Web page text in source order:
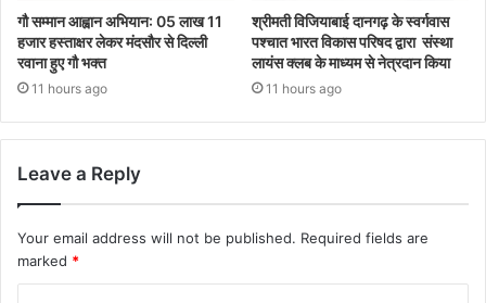
गौ सम्मान आह्वान अभियान: 05 लाख 11
हजार हस्ताक्षर लेकर मंदसौर से दिल्ली
रवाना हुए गौ भक्त
11 hours ago
श्रीमती विजियाबाई दानगढ़ के स्वर्गवास
पश्चात भारत विकास परिषद द्वारा संस्था
लायंस क्लब के माध्यम से नेत्रदान किया
11 hours ago
Leave a Reply
Your email address will not be published. Required fields are
marked *